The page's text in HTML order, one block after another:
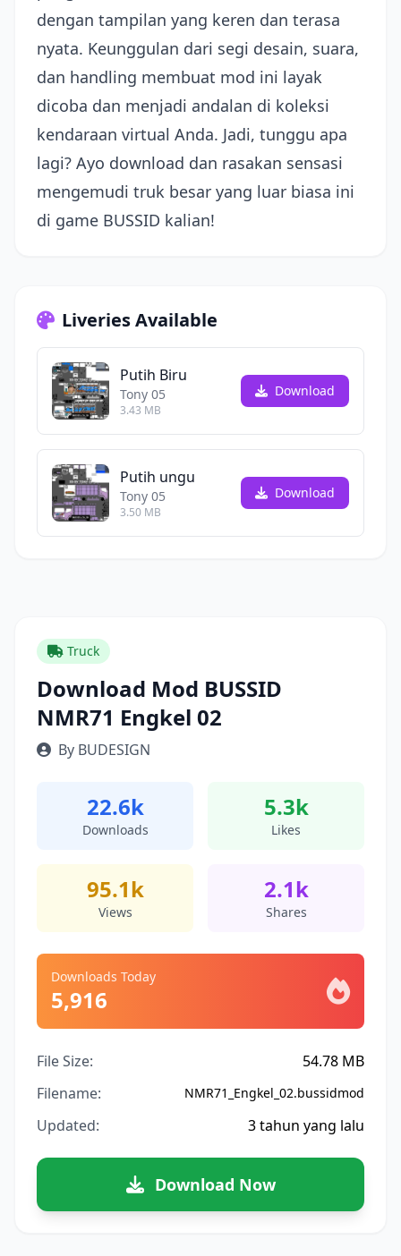
dengan tampilan yang keren dan terasa
nyata. Keunggulan dari segi desain, suara,
dan handling membuat mod ini layak
dicoba dan menjadi andalan di koleksi
kendaraan virtual Anda. Jadi, tunggu apa
lagi? Ayo download dan rasakan sensasi
mengemudi truk besar yang luar biasa ini
di game BUSSID kalian!
Liveries Available
Putih Biru
Tony 05
3.43 MB
Download
Putih ungu
Tony 05
3.50 MB
Download
Truck
Download Mod BUSSID
NMR71 Engkel 02
By BUDESIGN
22.6k
Downloads
5.3k
Likes
95.1k
Views
2.1k
Shares
Downloads Today
5,916
File Size:
54.78 MB
Filename:
NMR71_Engkel_02.bussidmod
Updated: 3 tahun yang lalu
Download Now